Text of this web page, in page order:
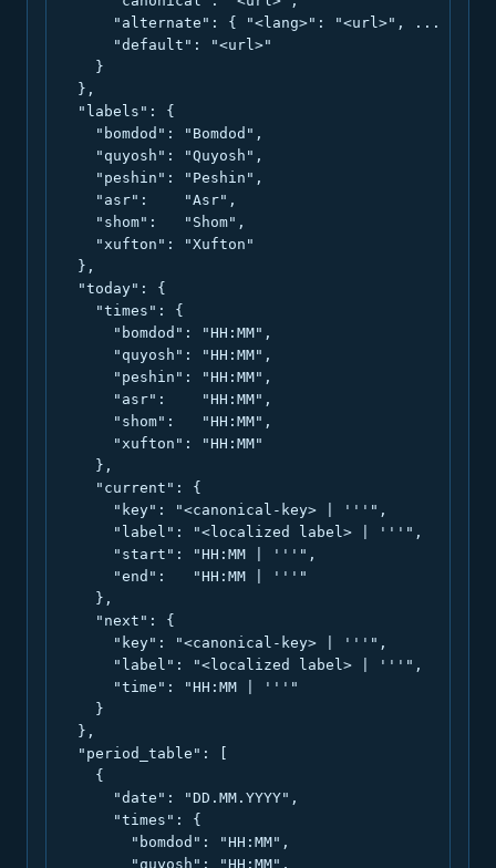
      "alternate": { "<lang>": "<url>", ... },
      "default": "<url>"
    }
  },
  "labels": {
    "bomdod": "Bomdod",
    "quyosh": "Quyosh",
    "peshin": "Peshin",
    "asr":    "Asr",
    "shom":   "Shom",
    "xufton": "Xufton"
  },
  "today": {
    "times": {
      "bomdod": "HH:MM",
      "quyosh": "HH:MM",
      "peshin": "HH:MM",
      "asr":    "HH:MM",
      "shom":   "HH:MM",
      "xufton": "HH:MM"
    },
    "current": {
      "key": "<canonical-key> | '''",
      "label": "<localized label> | '''",
      "start": "HH:MM | '''",
      "end":   "HH:MM | '''"
    },
    "next": {
      "key": "<canonical-key> | '''",
      "label": "<localized label> | '''",
      "time": "HH:MM | '''"
    }
  },
  "period_table": [
    {
      "date": "DD.MM.YYYY",
      "times": {
        "bomdod": "HH:MM",
        "quyosh": "HH:MM",